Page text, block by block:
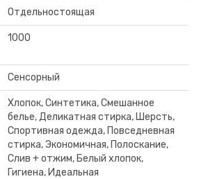
Отдельностоящая
1000
Сенсорный
Хлопок, Синтетика, Смешанное
белье, Деликатная стирка, Шерсть,
Спортивная одежда, Повседневная
стирка, Экономичная, Полоскание,
Слив + отжим, Белый хлопок,
Гигиена, Идеальная